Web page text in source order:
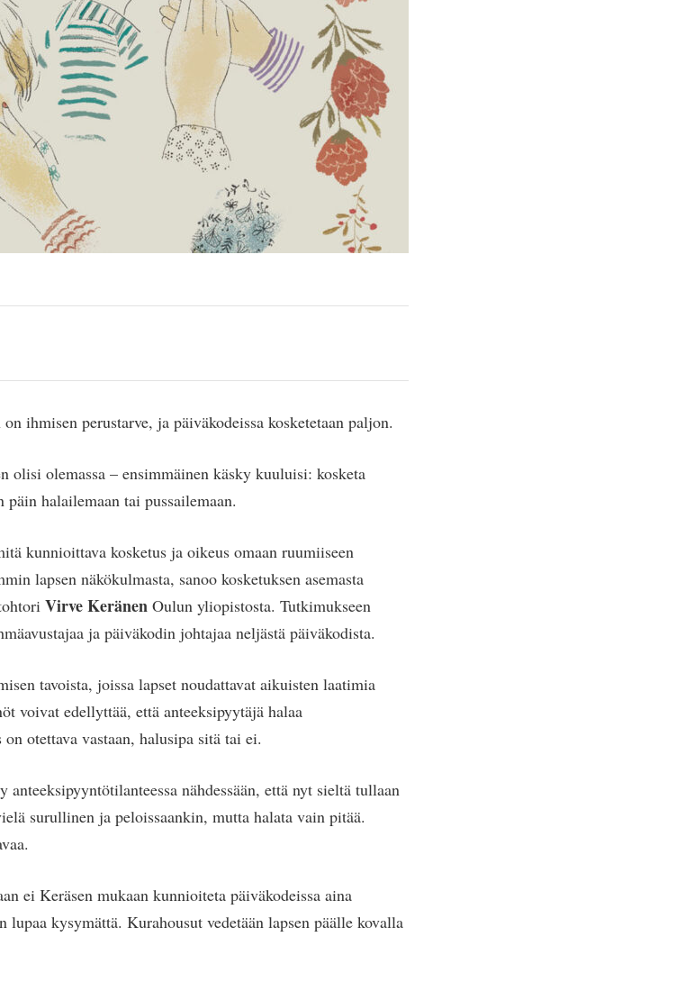
ihmisen perustarve, ja päiväkodeissa kosketetaan paljon.
olisi olemassa – ensimmäinen käsky kuuluisi: kosketa
halailemaan tai pussailemaan.
kunnioittava kosketus ja oikeus omaan ruumiiseen
lapsen näkökulmasta, sanoo kosketuksen asemasta
Virve Keränen Oulun yliopistosta. Tutkimukseen
ja päiväkodin johtajaa neljästä päiväkodista.
tavoista, joissa lapset noudattavat aikuisten laatimia
voivat edellyttää, että anteeksipyytäjä halaa
otettava vastaan, halusipa sitä tai ei.
nähdessään, että nyt sieltä tullaan
surullinen ja peloissaankin, mutta halata vain pitää.
ei Keräsen mukaan kunnioiteta päiväkodeissa aina
kysymättä. Kurahousut vedetään lapsen päälle kovalla